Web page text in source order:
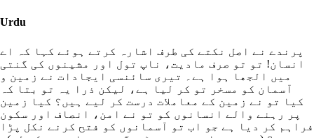
Urdu
پرندے نے اصل نکتے کی طرف اشارہ کرتے ہوئے کہا کہ اے
انسان! تو تو صرف مادیت، ناپ تول اور مشینوں کی گنتی
میں الجھا ہوا ہے۔ تیری سائنسی ایجادات نے زمین و
آسمان کو مسخر تو کر لیا ہے، لیکن ذرا یہ تو بتا کہ
کیا تو نے زمین کے معاملات درست کر لیے ہیں؟ کیا زمین
پر رہنے والے انسانوں کو تو نے امن، انصاف اور سکون
فراہم کر دیا ہے جو اب تو آسمانوں کو فتح کرنے نکل پڑا